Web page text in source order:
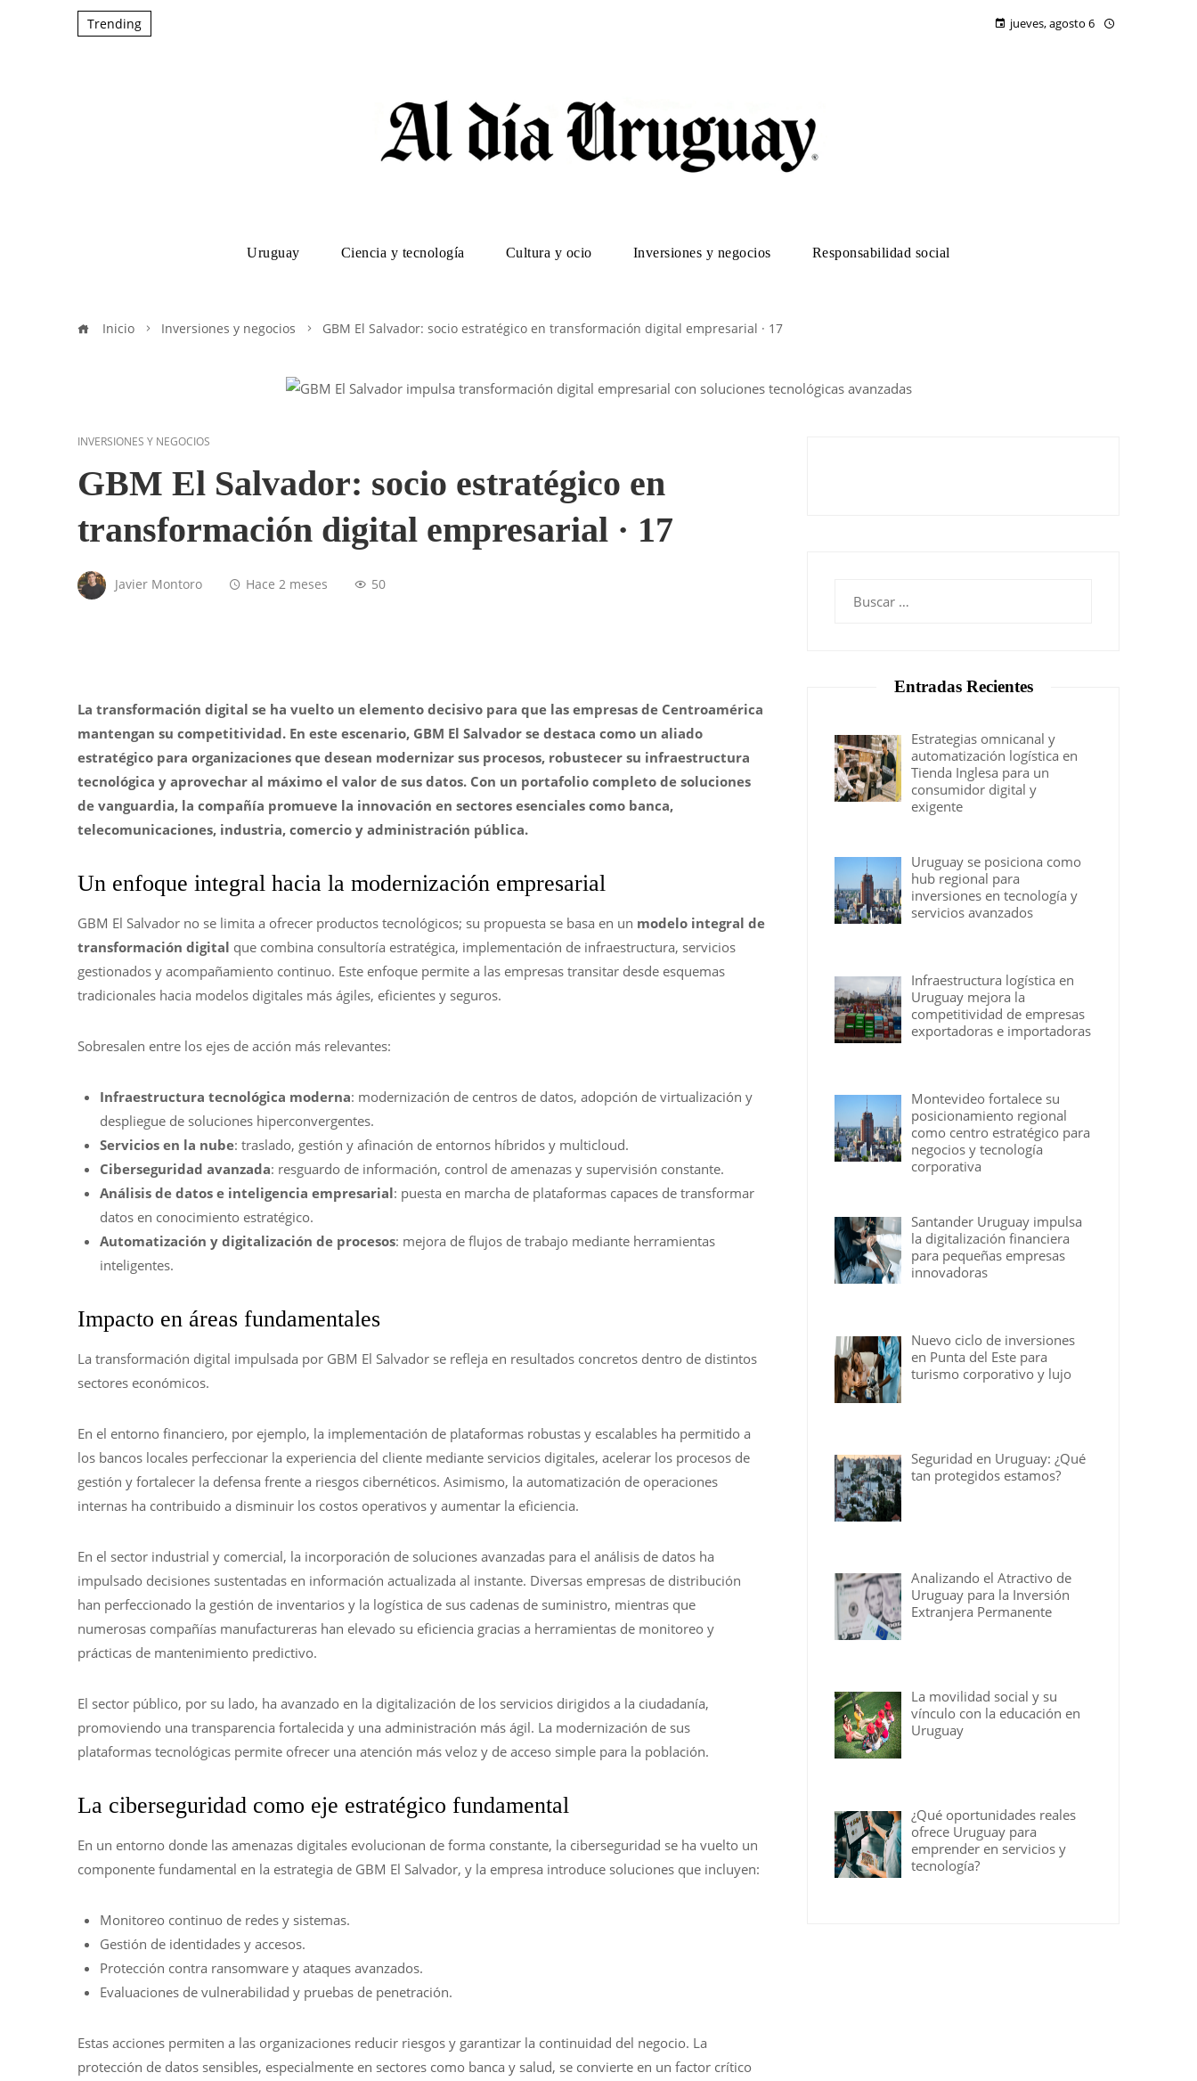
Trending jueves, agosto 6
Uruguay Ciencia y tecnología Cultura y ocio Inversiones y negocios Responsabilidad social
Inicio Inversiones y negocios GBM El Salvador: socio estratégico en transformación digital empresarial · 17
INVERSIONES Y NEGOCIOS
GBM El Salvador: socio estratégico en
transformación digital empresarial · 17
Javier Montoro Hace 2 meses 50
La transformación digital se ha vuelto un elemento decisivo para que las empresas de Centroamérica
mantengan su competitividad. En este escenario, GBM El Salvador se destaca como un aliado
estratégico para organizaciones que desean modernizar sus procesos, robustecer su infraestructura
tecnológica y aprovechar al máximo el valor de sus datos. Con un portafolio completo de soluciones
de vanguardia, la compañía promueve la innovación en sectores esenciales como banca,
telecomunicaciones, industria, comercio y administración pública.
Un enfoque integral hacia la modernización empresarial
GBM El Salvador no se limita a ofrecer productos tecnológicos; su propuesta se basa en un modelo integral de
transformación digital que combina consultoría estratégica, implementación de infraestructura, servicios
gestionados y acompañamiento continuo. Este enfoque permite a las empresas transitar desde esquemas
tradicionales hacia modelos digitales más ágiles, eficientes y seguros.
Sobresalen entre los ejes de acción más relevantes:
Infraestructura tecnológica moderna: modernización de centros de datos, adopción de virtualización y
despliegue de soluciones hiperconvergentes.
Servicios en la nube: traslado, gestión y afinación de entornos híbridos y multicloud.
Ciberseguridad avanzada: resguardo de información, control de amenazas y supervisión constante.
Análisis de datos e inteligencia empresarial: puesta en marcha de plataformas capaces de transformar
datos en conocimiento estratégico.
Automatización y digitalización de procesos: mejora de flujos de trabajo mediante herramientas
inteligentes.
Impacto en áreas fundamentales
La transformación digital impulsada por GBM El Salvador se refleja en resultados concretos dentro de distintos
sectores económicos.
En el entorno financiero, por ejemplo, la implementación de plataformas robustas y escalables ha permitido a
los bancos locales perfeccionar la experiencia del cliente mediante servicios digitales, acelerar los procesos de
gestión y fortalecer la defensa frente a riesgos cibernéticos. Asimismo, la automatización de operaciones
internas ha contribuido a disminuir los costos operativos y aumentar la eficiencia.
En el sector industrial y comercial, la incorporación de soluciones avanzadas para el análisis de datos ha
impulsado decisiones sustentadas en información actualizada al instante. Diversas empresas de distribución
han perfeccionado la gestión de inventarios y la logística de sus cadenas de suministro, mientras que
numerosas compañías manufactureras han elevado su eficiencia gracias a herramientas de monitoreo y
prácticas de mantenimiento predictivo.
El sector público, por su lado, ha avanzado en la digitalización de los servicios dirigidos a la ciudadanía,
promoviendo una transparencia fortalecida y una administración más ágil. La modernización de sus
plataformas tecnológicas permite ofrecer una atención más veloz y de acceso simple para la población.
La ciberseguridad como eje estratégico fundamental
En un entorno donde las amenazas digitales evolucionan de forma constante, la ciberseguridad se ha vuelto un
componente fundamental en la estrategia de GBM El Salvador, y la empresa introduce soluciones que incluyen:
Monitoreo continuo de redes y sistemas.
Gestión de identidades y accesos.
Protección contra ransomware y ataques avanzados.
Evaluaciones de vulnerabilidad y pruebas de penetración.
Estas acciones permiten a las organizaciones reducir riesgos y garantizar la continuidad del negocio. La
protección de datos sensibles, especialmente en sectores como banca y salud, se convierte en un factor crítico
Entradas Recientes
Estrategias omnicanal y
automatización logística en
Tienda Inglesa para un
consumidor digital y
exigente
Uruguay se posiciona como
hub regional para
inversiones en tecnología y
servicios avanzados
Infraestructura logística en
Uruguay mejora la
competitividad de empresas
exportadoras e importadoras
Montevideo fortalece su
posicionamiento regional
como centro estratégico para
negocios y tecnología
corporativa
Santander Uruguay impulsa
la digitalización financiera
para pequeñas empresas
innovadoras
Nuevo ciclo de inversiones
en Punta del Este para
turismo corporativo y lujo
Seguridad en Uruguay: ¿Qué
tan protegidos estamos?
Analizando el Atractivo de
Uruguay para la Inversión
Extranjera Permanente
La movilidad social y su
vínculo con la educación en
Uruguay
¿Qué oportunidades reales
ofrece Uruguay para
emprender en servicios y
tecnología?